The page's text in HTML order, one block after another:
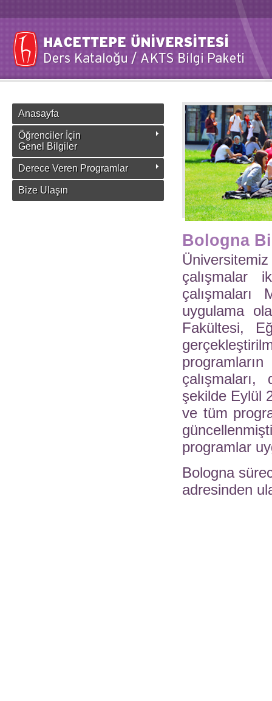
Anasayfa
Öğrenciler İçin
Genel Bilgiler
Derece Veren Programlar
Bize Ulaşın
Bologna
çalışmalar
uygulama
Fakültesi,
şekilde Eylül
ve tüm
programlar
Bologna
adresinden